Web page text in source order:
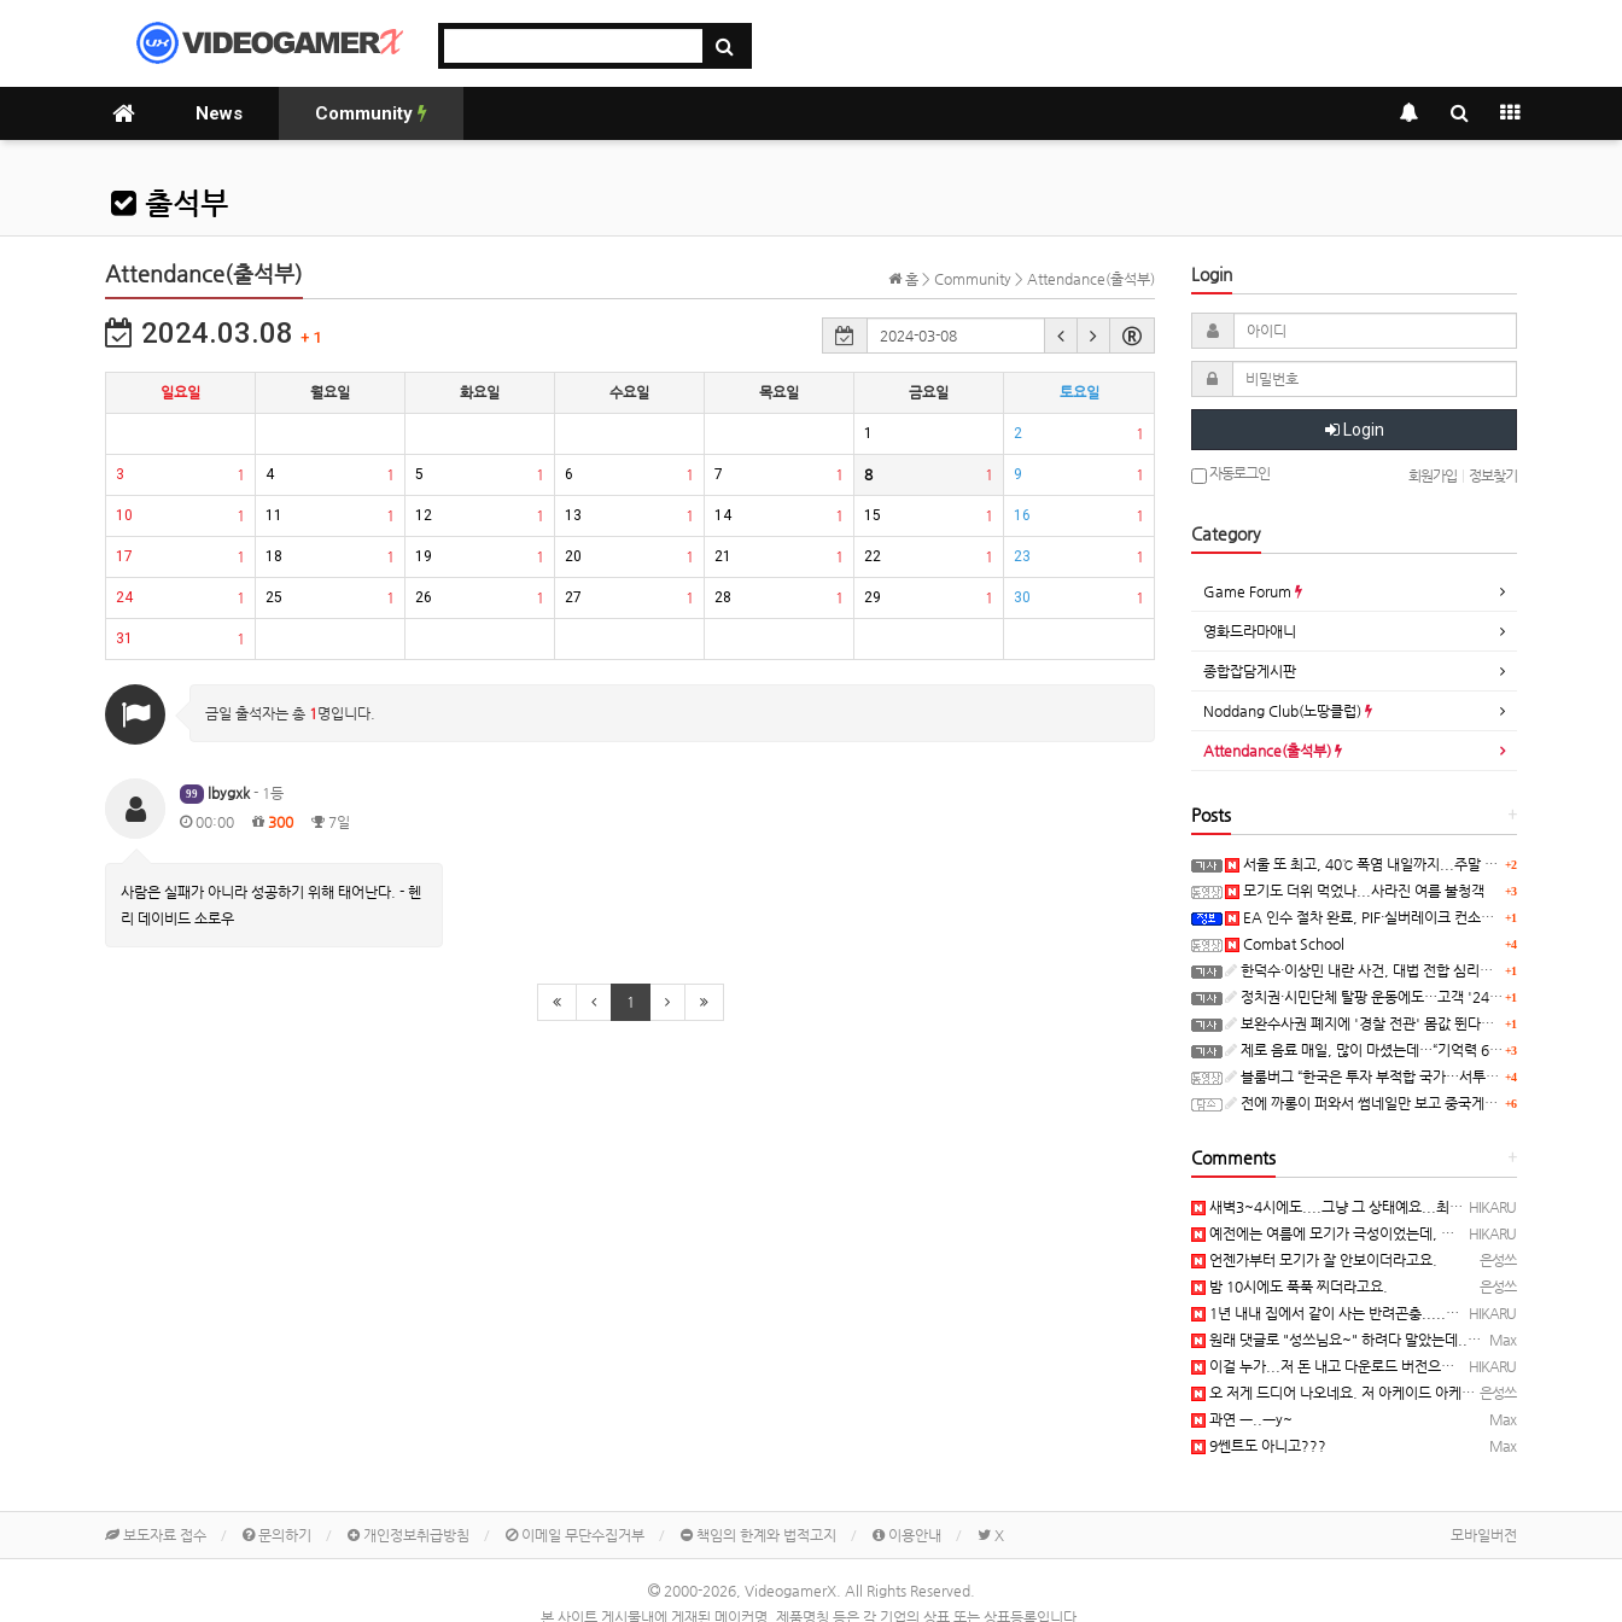
News Community
출석부
홈 > Community > Attendance(출석부)
Attendance(출석부)
2024.03.08 + 1
일요일 월요일 화요일 수요일 목요일 금요일 토요일
1 1
2
1
3 1
4 1
5 1
6 1
7 1
8 1
9
1
10 1
11 1
12 1
13 1
14 1
15 1
16
1
17 1
18 1
19 1
20 1
21 1
22 1
23
1
24 1
25 1
26 1
27 1
28 1
29 1
30
1
31
금일 출석자는 총 1 명입니다.
99 lbygxk - 1등
00:00
300 7일
사람은 실패가 아니라 성공하기 위해 태어난다. - 헨
리 데이비드 소로우
1
Login
Login
자동로그인 회원가입 정보찾기
Category
Game Forum
영화드라마애니
종합잡담게시판
Noddang Club(노땅클럽)
Attendance(출석부)
+
Posts
+2
서울 또 최고, 40℃ 폭염 내일까지...주말 동쪽 비바람
+3
모기도 더위 먹었나...사라진 여름 불청객
+1
EA 인수 절차 완료, PIF·실버레이크 컨소시엄 산하 편입
+4
Combat School
+1
한덕수·이상민 내란 사건, 대법 전합 심리…"역사적 사법평가"(종합)
+1
정치권·시민단체 탈팡 운동에도…고객 '2470만명' 원상 회복, "고물가에 돌팡"
+1
보완수사권 폐지에 '경찰 전관' 몸값 뛴다…대형 로펌 영입전쟁
+3
제로 음료 매일, 많이 마셨는데…“기억력 62% 더 빨리 떨어진다
+4
블룸버그 “한국은 투자 부적합 국가…서투른 정책이 투자자에게 트라우마”
+6
전에 까롱이 퍼와서 썸네일만 보고 중국게임?으로 오해했던
+
Comments
HIKARU
새벽3~4시에도....그냥 그 상태예요...최근 1주일은....
HIKARU
예전에는 여름에 모기가 극성이었는데, 여름에는 안나오는 것 같은.....ㅎ ㅎ)
은성쓰
언젠가부터 모기가 잘 안보이더라고요.
은성쓰
밤 10시에도 푹푹 찌더라고요.
HIKARU
1년 내내 집에서 같이 사는 반려곤충.....이죠...
Max
원래 댓글로 "성쓰님요~" 하려다 말았는데... 본인 등판 ㅡ..ㅡy~
HIKARU
이걸 누가...저 돈 내고 다운로드 버전으로 하냐... 성쓰님이 계셨다!!!...
은성쓰
오 저게 드디어 나오네요. 저 아케이드 아케이브즈 게임 많이 샀는데요 ㅎㅎㅎ
Max
과연 ㅡ..ㅡy~
Max
9쎈트도 아니고???
보도자료 접수 문의하기 개인정보취급방침 이메일 무단수집거부 책임의 한계와 법적고지 이용안내 X 모바일버전
2000-2026, VideogamerX. All Rights Reserved.
본 사이트 게시물내에 게재된 메이커명, 제품명칭 등은 각 기업의 상표 또는 상표등록입니다.